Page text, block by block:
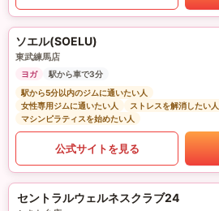
ソエル(SOELU)
東武練馬店
ヨガ
駅から車で3分
駅から5分以内のジムに通いたい人
女性専用ジムに通いたい人
ストレスを解消したい人
マシンピラティスを始めたい人
公式サイトを見る
セントラルウェルネスクラブ24